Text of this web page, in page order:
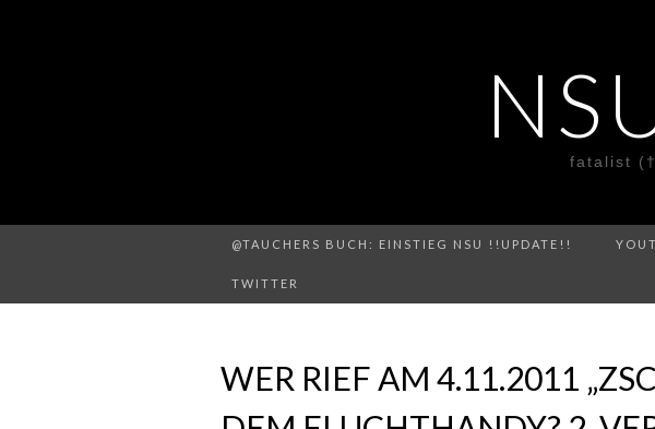
fatalist
@TAUCHERS BUCH: EINSTIEG NSU !!UPDATE!!
TWITTER
WER RIEF AM 4.11.2011